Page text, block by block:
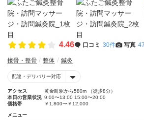
4.46 口コミ 30件 写真
接骨・整骨 整体 鍼灸
配達・デリバリー対応
アクセス
黄金町駅から580m （徒歩8分）
本日の営業状況 9:00〜13:00 15:00〜20:00
価格帯
￥1,800〜￥12,000
メニュー